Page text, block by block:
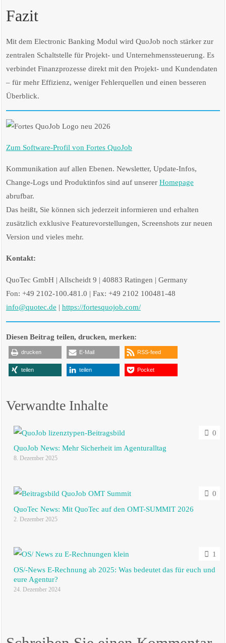
Fazit
Mit dem Electronic Banking Modul wird QuoJob noch stärker zur
zentralen Schaltstelle für Projekt- und Unternehmenssteuerung. Es
verbindet Finanzprozesse direkt mit den Projekt- und Kundendaten
– für mehr Effizienz, weniger Fehlerquellen und einen besseren
Überblick.
Zum Software-Profil von Fortes QuoJob
Kommunikation auf allen Ebenen. Newsletter, Update-Infos,
Change-Logs und Produktinfos sind auf unserer Homepage
abrufbar.
Das heißt, Sie können sich jederzeit informieren und erhalten
zusätzlich exklusive Featurevorstellungen, Screenshots zur neuen
Version und vieles mehr.
Kontakt:
QuoTec GmbH | Allscheidt 9 | 40883 Ratingen | Germany
Fon: +49 2102-100.481.0 | Fax: +49 2102 100481-48
info@quotec.de | https://fortesquojob.com/
Diesen Beitrag teilen, drucken, merken:
drucken E-Mail RSS-feed
teilen teilen Pocket
Verwandte Inhalte
0
QuoJob News: Mehr Sicherheit im Agenturalltag
8. Dezember 2025
0
QuoTec News: Mit QuoTec auf den OMT-SUMMIT 2026
2. Dezember 2025
1
OS/-News E-Rechnung ab 2025: Was bedeutet das für euch und
eure Agentur?
24. Dezember 2024